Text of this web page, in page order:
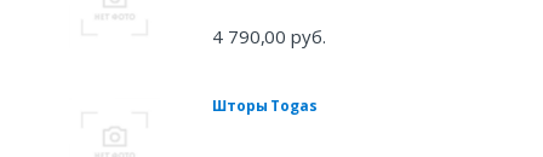
4 790,00 руб.
Шторы Togas